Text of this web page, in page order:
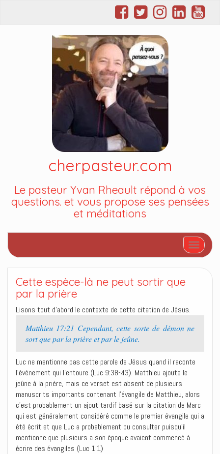
cherpasteur.com
Le pasteur Yvan Rheault répond à vos
questions. et vous propose ses pensées
et méditations
Afficher/
Cette espèce-là ne peut sortir que
par la prière
Lisons tout d’abord le contexte de cette citation de Jésus.
Matthieu 17:21 Cependant, cette sorte de démon ne
sort que par la prière et par le jeûne.
Luc ne mentionne pas cette parole de Jésus quand il raconte
l’événement qui l’entoure (Luc 9:38-43). Matthieu ajoute le
jeûne à la prière, mais ce verset est absent de plusieurs
manuscrits importants contenant l’évangile de Matthieu, alors
c’est probablement un ajout tardif basé sur la citation de Marc
qui est généralement considéré comme le premier évangile qui a
été écrit et que Luc a probablement pu consulter puisqu’il
mentionne que plusieurs a son époque avaient commencé à
écrire des évangiles (Luc 1:1)